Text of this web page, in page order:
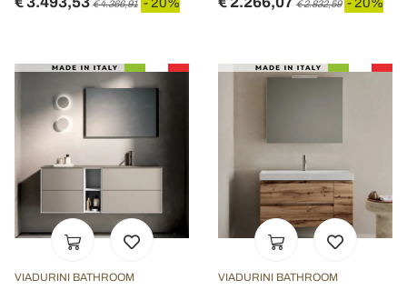
€ 4.366,91 € 2.832,59
VIADURINI BATHROOM VIADURINI BATHROOM